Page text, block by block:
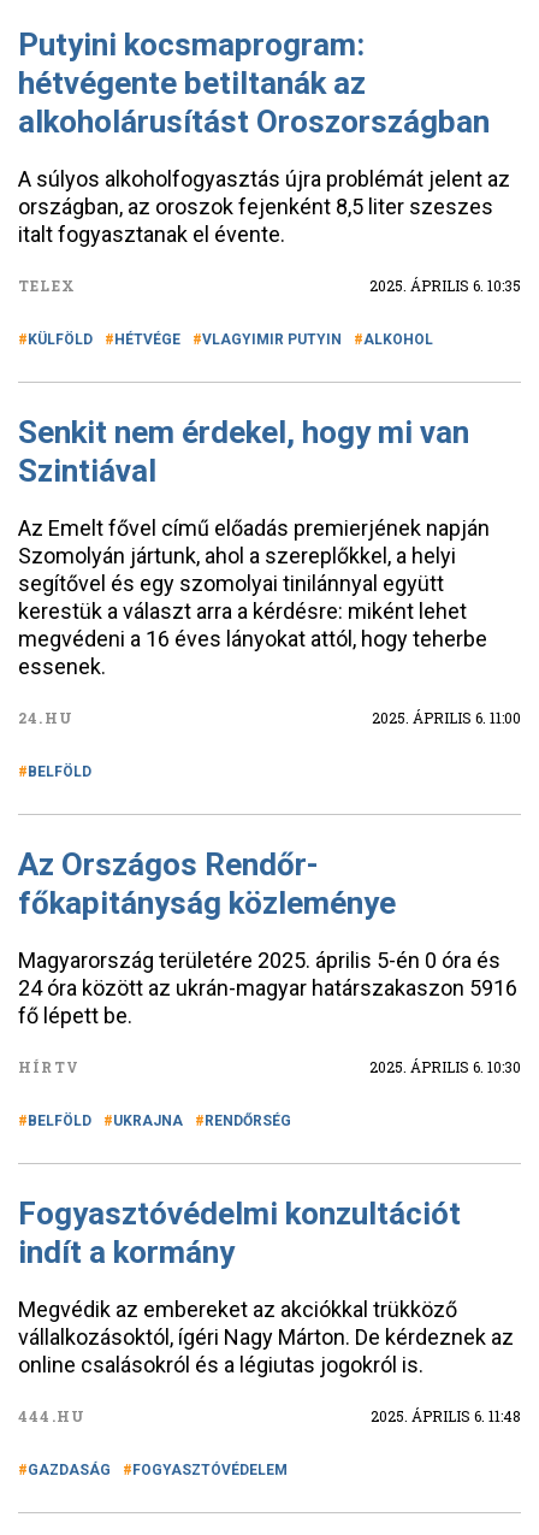
Putyini kocsmaprogram:
hétvégente betiltanák az
alkoholárusítást Oroszországban
A súlyos alkoholfogyasztás újra problémát jelent az
országban, az oroszok fejenként 8,5 liter szeszes
italt fogyasztanak el évente.
TELEX 2025. ÁPRILIS 6. 10:35
KÜLFÖLD HÉTVÉGE VLAGYIMIR PUTYIN ALKOHOL
Senkit nem érdekel, hogy mi van
Szintiával
Az Emelt fővel című előadás premierjének napján
Szomolyán jártunk, ahol a szereplőkkel, a helyi
segítővel és egy szomolyai tinilánnyal együtt
kerestük a választ arra a kérdésre: miként lehet
megvédeni a 16 éves lányokat attól, hogy teherbe
essenek.
24.HU 2025. ÁPRILIS 6. 11:00
BELFÖLD
Az Országos Rendőr-
főkapitányság közleménye
Magyarország területére 2025. április 5-én 0 óra és
24 óra között az ukrán-magyar határszakaszon 5916
fő lépett be.
HÍRTV 2025. ÁPRILIS 6. 10:30
BELFÖLD UKRAJNA RENDŐRSÉG
Fogyasztóvédelmi konzultációt
indít a kormány
Megvédik az embereket az akciókkal trükköző
vállalkozásoktól, ígéri Nagy Márton. De kérdeznek az
online csalásokról és a légiutas jogokról is.
444.HU 2025. ÁPRILIS 6. 11:48
GAZDASÁG FOGYASZTÓVÉDELEM